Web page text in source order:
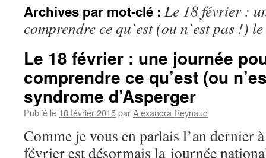
Archives par mot-clé : Le 18 février :
comprendre ce qu’est (ou n’est pas !)
Le 18 février : une journée
comprendre ce qu’est (ou
syndrome d’Asperger
Publié le 18 février 2015parAlexandra Reynaud
Comme je vous en parlais l’an dernier
février est désormais la journée